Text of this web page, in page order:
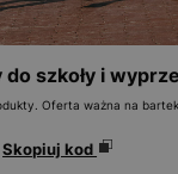
szkoły i
Oferta ważna na
Skopiuj kod